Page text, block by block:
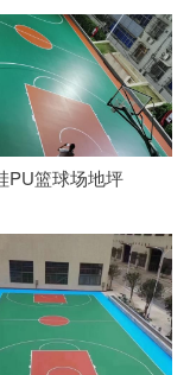
PU篮球场地坪